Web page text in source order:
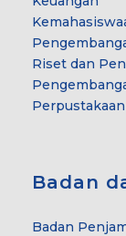
Riset dan
Perpustakaan
Badan
Badan